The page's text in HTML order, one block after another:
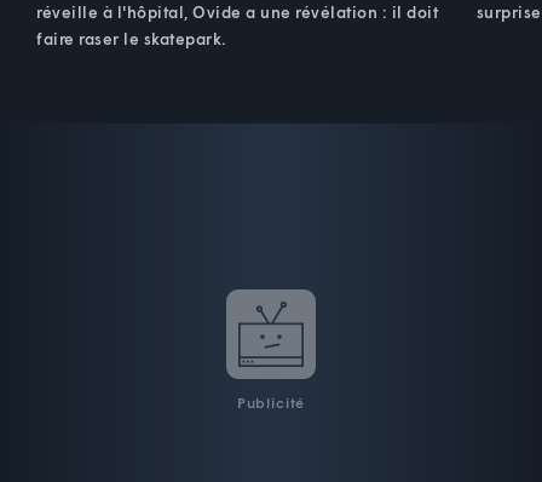
réveille à l'hôpital, Ovide a une révélation : il doit
faire raser le skatepark.
Publicité